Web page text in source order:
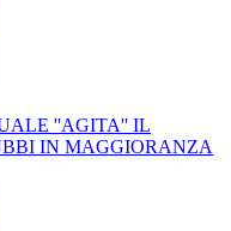
''AGITA'' IL
IN MAGGIORANZA